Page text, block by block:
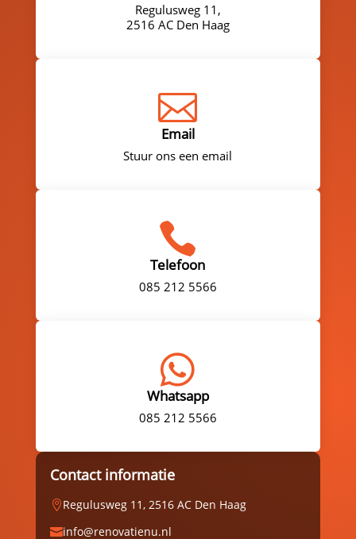
Regulusweg 11,
2516 AC Den Haag

Email
Stuur ons een email

Telefoon
085 212 5566

Whatsapp
085 212 5566
Contact informatie
Regulusweg 11, 2516 AC Den Haag
info@renovatienu.nl